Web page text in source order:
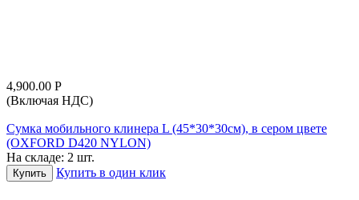
4,900.00 Р
(Включая НДС)
Сумка мобильного клинера L (45*30*30см), в сером цвете
(OXFORD D420 NYLON)
На складе: 2 шт.
Купить Купить в один клик